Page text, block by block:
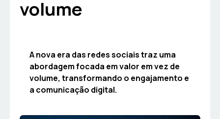
volume
A nova era das redes sociais traz uma
abordagem focada em valor em vez de
volume, transformando o engajamento e
a comunicação digital.